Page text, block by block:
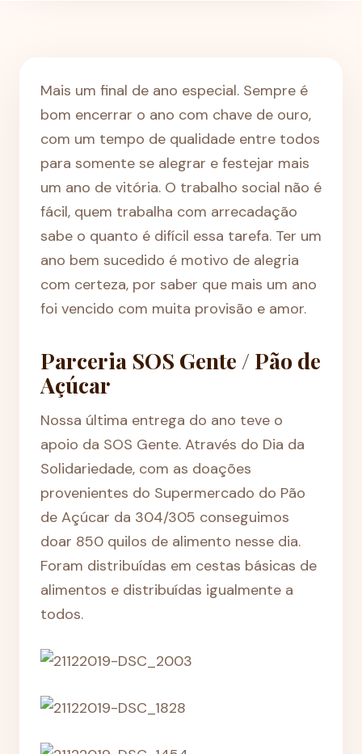
Mais um final de ano especial. Sempre é
bom encerrar o ano com chave de ouro,
com um tempo de qualidade entre todos
para somente se alegrar e festejar mais
um ano de vitória. O trabalho social não é
fácil, quem trabalha com arrecadação
sabe o quanto é difícil essa tarefa. Ter um
ano bem sucedido é motivo de alegria
com certeza, por saber que mais um ano
foi vencido com muita provisão e amor.
Parceria SOS Gente / Pão de
Açúcar
Nossa última entrega do ano teve o
apoio da SOS Gente. Através do Dia da
Solidariedade, com as doações
provenientes do Supermercado do Pão
de Açúcar da 304/305 conseguimos
doar 850 quilos de alimento nesse dia.
Foram distribuídas em cestas básicas de
alimentos e distribuídas igualmente a
todos.